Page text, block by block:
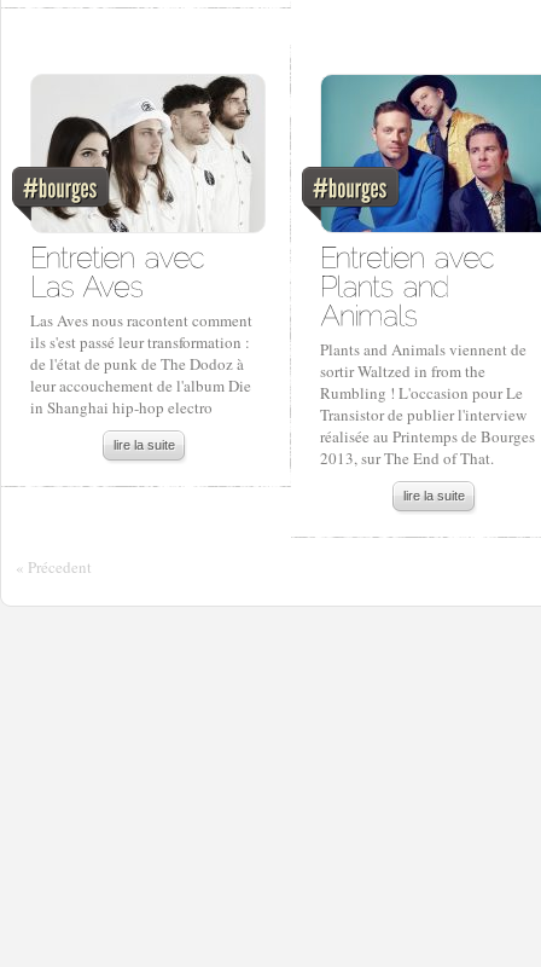
Las Aves nous racontent comment
ils s'est passé leur transformation :
de l'état de punk de The Dodoz à
leur accouchement de l'album Die
in Shanghai hip-hop electro
lire la suite
Plants and Animals viennent de
sortir Waltzed in from the
Rumbling ! L'occasion pour Le
Transistor de publier l'interview
réalisée au Printemps de Bourges
2013, sur The End of That.
lire la suite
« Précedent